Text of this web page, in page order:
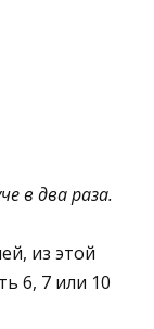
в два раза.
из этой
6, 7 или 10